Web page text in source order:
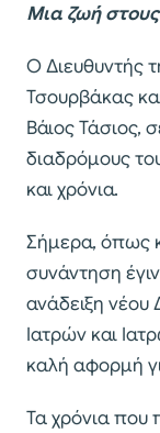
Μια ζωή
Ο Διευθυντής
Τσουρβάκας
Βάιος Τάσιος,
διαδρόμους
και χρόνια.
Σήμερα, όπως
συνάντηση
ανάδειξη
Ιατρών και
καλή αφορμή
Τα χρόνια που